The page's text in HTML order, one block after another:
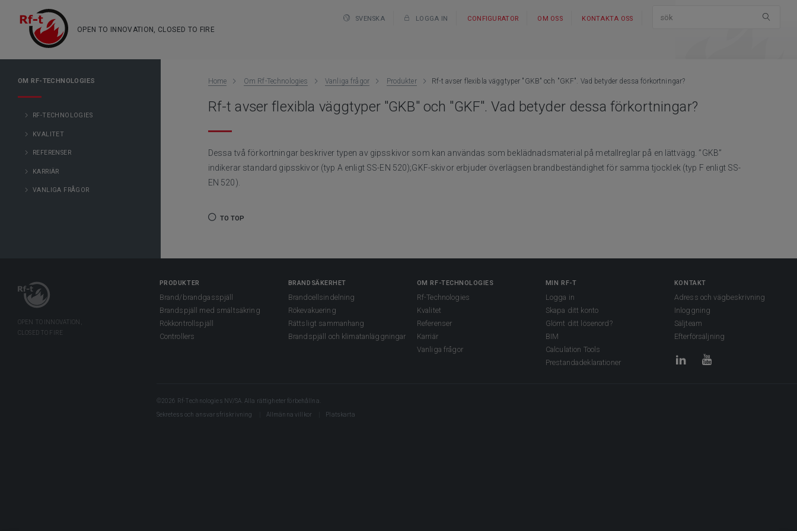
OPEN TO INNOVATION, CLOSED TO FIRE
SVENSKA LOGGA IN CONFIGURATOR OM OSS KONTAKTA OSS
OM RF-TECHNOLOGIES
RF-TECHNOLOGIES
KVALITET
REFERENSER
KARRIÄR
VANLIGA FRÅGOR
Home Om Rf-Technologies Vanliga frågor Produkter Rf-t avser flexibla väggtyper "GKB" och "GKF". Vad betyder dessa förkortningar?
Rf-t avser flexibla väggtyper "GKB" och "GKF". Vad betyder dessa förkortningar?
Dessa två förkortningar beskriver typen av gipsskivor som kan användas som beklädnadsmaterial på metallreglar på en lättvägg. ”GKB”
indikerar standard gipsskivor (typ A enligt SS-EN 520);GKF-skivor erbjuder överlägsen brandbeständighet för samma tjocklek (typ F enligt SS-
EN 520).
TO TOP
PRODUKTER
Brand/brandgasspjäll
Brandspjäll med smältsäkring
Rökkontrollspjäll
Controllers
BRANDSÄKERHET
Brandcellsindelning
Rökevakuering
Rättsligt sammanhang
Brandspjäll och klimatanläggningar
OM RF-TECHNOLOGIES
Rf-Technologies
Kvalitet
Referenser
Karriär
Vanliga frågor
MIN RF-T
Logga in
Skapa ditt konto
Glömt ditt lösenord?
BIM
Calculation Tools
Prestandadeklarationer
KONTAKT
Adress och vägbeskrivning
Inloggning
Säljteam
Efterförsäljning
©2026 Rf-Technologies NV/SA. Alla rättigheter förbehållna.
Sekretess och ansvarsfriskrivning Allmänna villkor Platskarta